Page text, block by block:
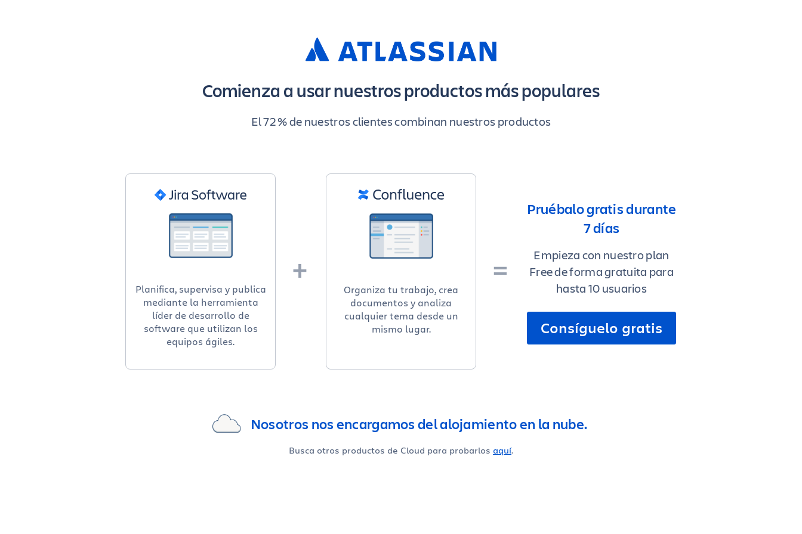
Comienza a usar nuestros productos más populares
El 72 % de nuestros clientes combinan nuestros productos
Planifica, supervisa y publica
mediante la herramienta
líder de desarrollo de
software que utilizan los
equipos ágiles.
Organiza tu trabajo, crea
documentos y analiza
cualquier tema desde un
mismo lugar.
Pruébalo gratis durante
7 días
Empieza con nuestro plan
Free de forma gratuita para
hasta 10 usuarios
Consíguelo gratis
Nosotros nos encargamos del alojamiento en la nube.
Busca otros productos de Cloud para probarlos aquí.